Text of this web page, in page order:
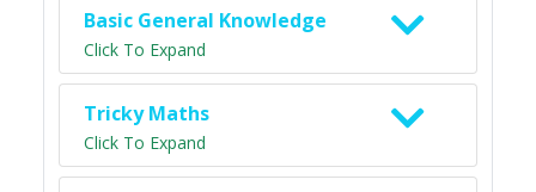
Basic General Knowledge
Click To Expand
Tricky Maths
Click To Expand